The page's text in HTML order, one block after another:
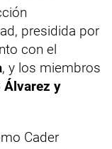
presidida por
con el
, y los miembros
Álvarez y
Cader